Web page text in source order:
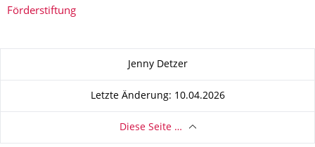
Förderstiftung
Jenny Detzer
Letzte Änderung: 10.04.2026
Diese Seite …